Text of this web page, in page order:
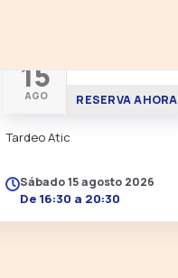
15
AGO RESERVA AHORA
Tardeo Atic
Sábado 15 agosto 2026
De 16:30 a 20:30